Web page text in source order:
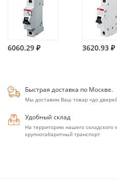
6060.29 ₽ 3620.93 ₽
Быстрая доставка по Москве.
Мы доставим Ваш товар «до
Удобный склад
На территорию нашего складского
крупногабаритный транспорт